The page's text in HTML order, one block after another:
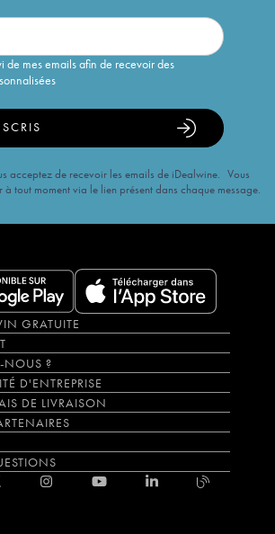
de mes emails afin de recevoir des
acceptez de recevoir les emails de iDealwine. Vous
tout moment via le lien présent dans chaque message.
GRATUITE
NOUS ?
D'ENTREPRISE
DE LIVRAISON